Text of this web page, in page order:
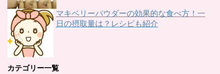
マキベリーパウダーの効果的な食べ方！一
日の摂取量は？レシピも紹介
カテゴリー一覧